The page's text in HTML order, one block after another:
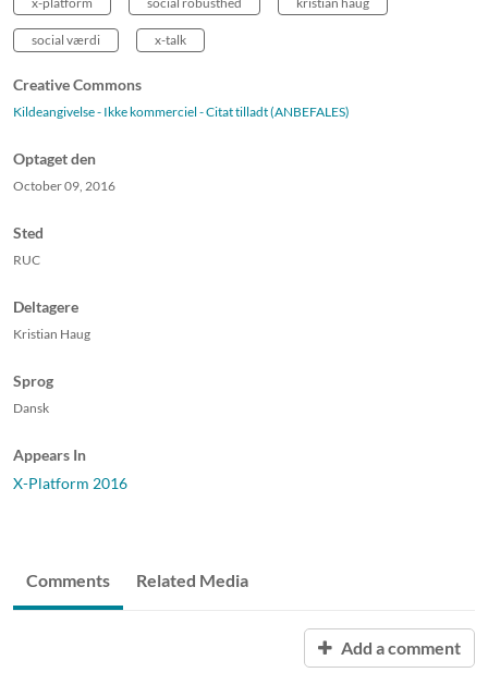
social værdi x-talk
Creative Commons
Kildeangivelse - Ikke kommerciel - Citat tilladt (ANBEFALES)
Optaget den
October 09, 2016
Sted
RUC
Deltagere
Kristian Haug
Sprog
Dansk
Appears In
X-Platform 2016
Comments Related Media
Add a comment